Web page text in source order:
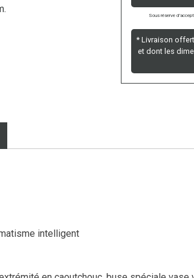
Sous réserve
* Livraison
et dont les
intelligent